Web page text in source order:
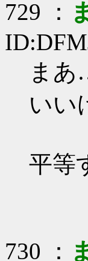
729 ：
まあ
いい
平等
730 ：